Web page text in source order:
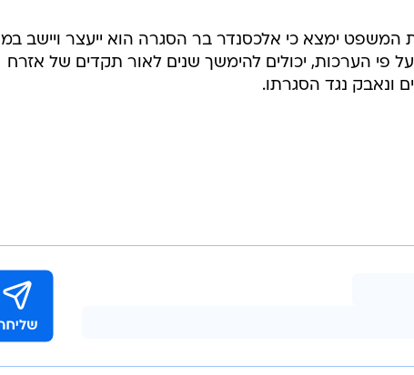
המשפט ימצא כי אלכסנדר בר הסגרה הוא ייעצר ויישב
פי הערכות, יכולים להימשך שנים לאור תקדים של אזרח
ונאבק נגד הסגרתו.